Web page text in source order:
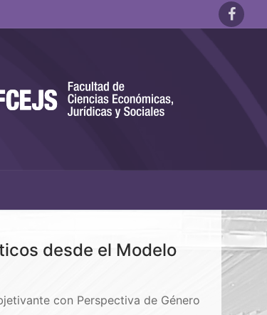
desde el Modelo
con Perspectiva de Género